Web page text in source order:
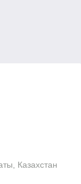
Казахстан